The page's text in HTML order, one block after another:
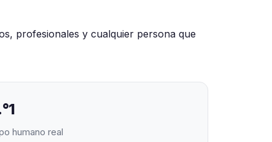
profesionales y cualquier persona que
humano real